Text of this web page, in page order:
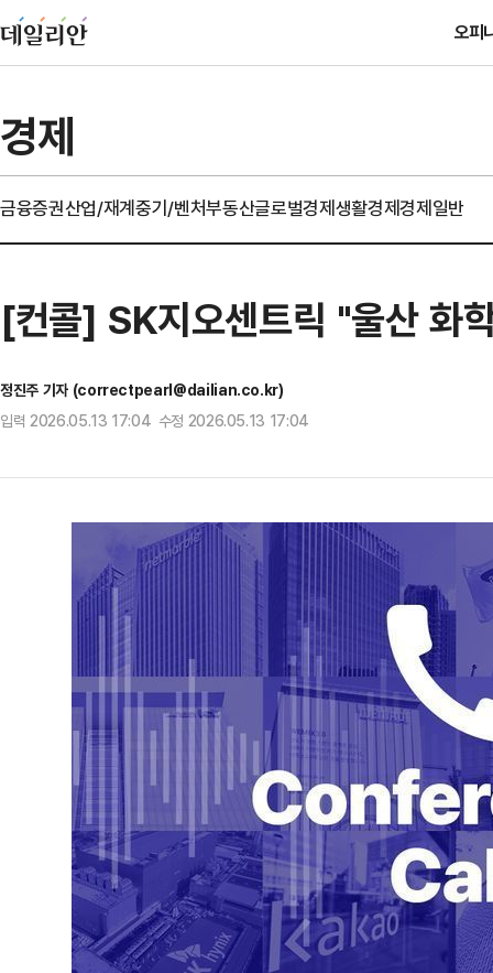
오피
경제
금융증권산업/재계중기/벤처부동산글로벌경제생활경제경제일반
[컨콜] SK지오센트릭 "울산 화
정진주 기자 (correctpearl@dailian.co.kr)
입력 2026.05.13 17:04 수정 2026.05.13 17:04